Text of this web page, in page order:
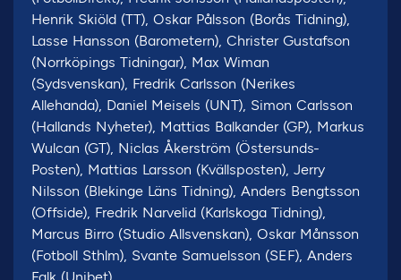
Henrik Skiöld (TT), Oskar Pålsson (Borås Tidning),
Lasse Hansson (Barometern), Christer Gustafson
(Norrköpings Tidningar), Max Wiman
(Sydsvenskan), Fredrik Carlsson (Nerikes
Allehanda), Daniel Meisels (UNT), Simon Carlsson
(Hallands Nyheter), Mattias Balkander (GP), Markus
Wulcan (GT), Niclas Åkerström (Östersunds-
Posten), Mattias Larsson (Kvällsposten), Jerry
Nilsson (Blekinge Läns Tidning), Anders Bengtsson
(Offside), Fredrik Narvelid (Karlskoga Tidning),
Marcus Birro (Studio Allsvenskan), Oskar Månsson
(Fotboll Sthlm), Svante Samuelsson (SEF), Anders